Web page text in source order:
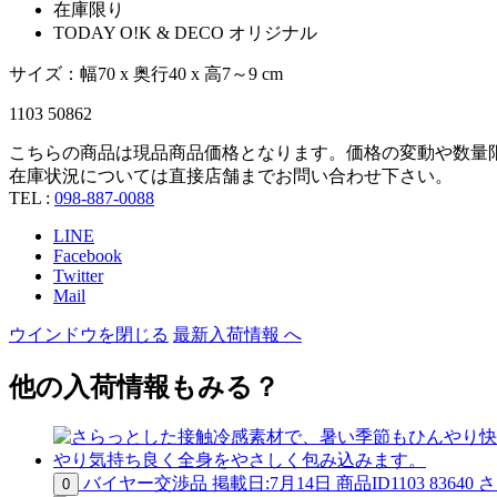
在庫限り
TODAY O!K & DECO オリジナル
サイズ：幅70 x 奥行40 x 高7～9 cm
1103 50862
こちらの商品は現品商品価格となります。価格の変動や数
在庫状況については直接店舗までお問い合わせ下さい。
TEL : 098-887-0088
LINE
Facebook
Twitter
Mail
ウインドウを閉じる 最新入荷情報 へ
他の入荷情報もみる？
0 バイヤー交渉品 掲載日:7月14日 商品ID1103 83640